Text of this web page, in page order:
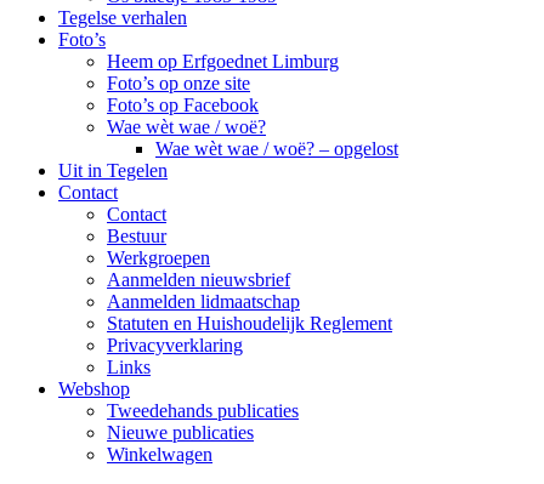
Tegelse verhalen
Foto’s
Heem op Erfgoednet Limburg
Foto’s op onze site
Foto’s op Facebook
Wae wèt wae / woë?
Wae wèt wae / woë? – opgelost
Uit in Tegelen
Contact
Contact
Bestuur
Werkgroepen
Aanmelden nieuwsbrief
Aanmelden lidmaatschap
Statuten en Huishoudelijk Reglement
Privacyverklaring
Links
Webshop
Tweedehands publicaties
Nieuwe publicaties
Winkelwagen